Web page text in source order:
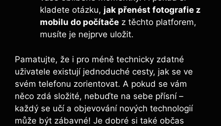
kladete otázku, jak přenést fotografie z
mobilu do počítače z těchto platforem,
musíte je nejprve uložit.
Pamatujte, že i pro méně technicky zdatné
uživatele existují jednoduché cesty, jak se ve
svém telefonu zorientovat. A pokud se vám
něco zdá složité, nebuďte na sebe přísní –
každý se učí a objevování nových technologií
může být zábavné! Je dobré si také občas